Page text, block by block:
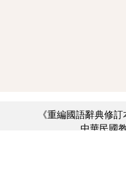
《重編國語辭典修
中華民國